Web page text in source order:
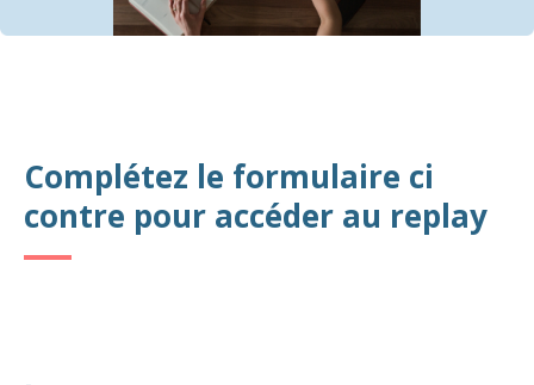
Complétez le formulaire ci
contre pour accéder au replay